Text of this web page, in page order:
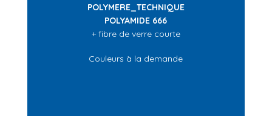
POLYMERE_TECHNIQUE
POLYAMIDE 666
+ fibre de verre courte
Couleurs à la demande